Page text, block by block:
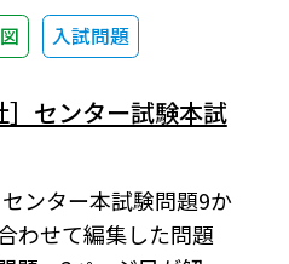
入試問題
センター試験本試
ンター本試験問題9か
わせて編集した問題